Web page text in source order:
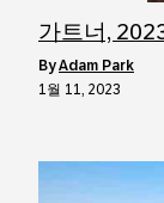
가트너,
byAdam Park
1월 11, 2023